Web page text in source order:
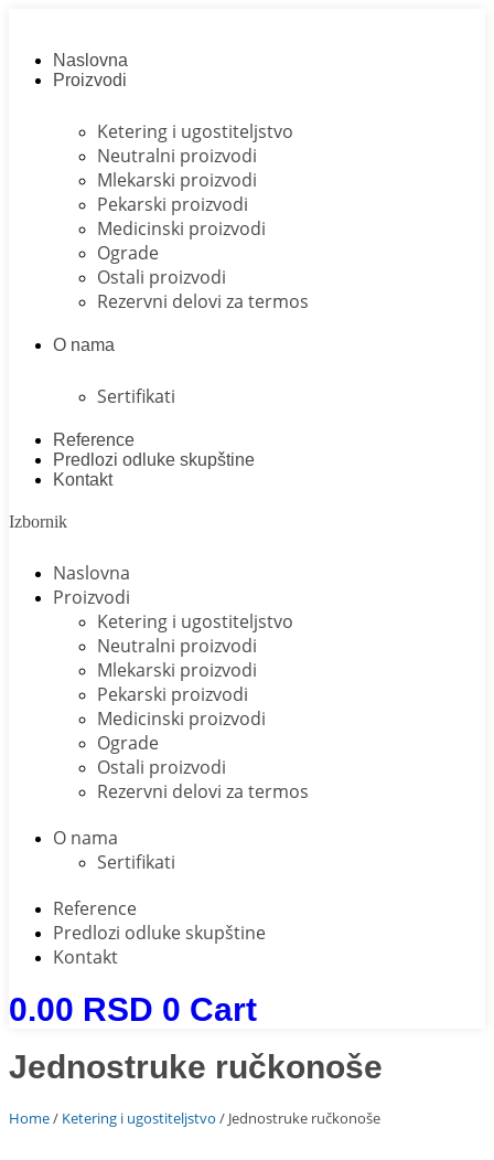
contentNaslovna
Proizvodi
Ketering i ugostiteljstvo
Neutralni proizvodi
Mlekarski proizvodi
Pekarski proizvodi
Medicinski proizvodi
Ograde
Ostali proizvodi
Rezervni delovi za termos
O nama
Sertifikati
Reference
Predlozi odluke skupštine
Kontakt
Izbornik
Naslovna
Proizvodi
Ketering i ugostiteljstvo
Neutralni proizvodi
Mlekarski proizvodi
Pekarski proizvodi
Medicinski proizvodi
Ograde
Ostali proizvodi
Rezervni delovi za termos
O nama
Sertifikati
Reference
Predlozi odluke skupštine
Kontakt
0.00 RSD 0 Cart
Jednostruke ručkonoše
Home/ Ketering i ugostiteljstvo / Jednostruke ručkonoše